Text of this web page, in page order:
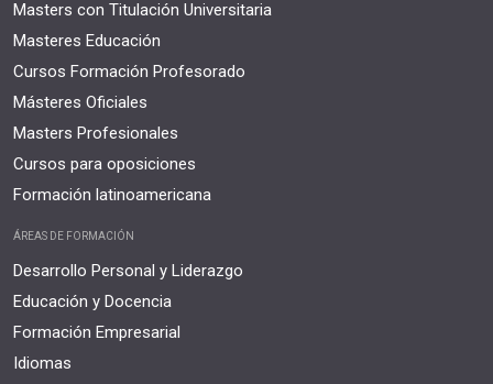
Masters con Titulación Universitaria
Masteres Educación
Cursos Formación Profesorado
Másteres Oficiales
Masters Profesionales
Cursos para oposiciones
Formación latinoamericana
ÁREAS DE FORMACIÓN
Desarrollo Personal y Liderazgo
Educación y Docencia
Formación Empresarial
Idiomas